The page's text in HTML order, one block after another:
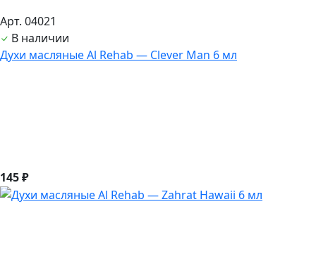
Арт. 04021
В наличии
Духи масляные Al Rehab — Clever Man 6 мл
145 ₽